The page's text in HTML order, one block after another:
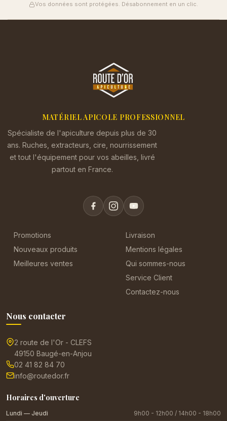
Vos données sont protégées. Désabonnement en un clic.
MATÉRIEL APICOLE PROFESSIONNEL
Spécialiste de l'apiculture depuis plus de 30
ans. Ruches, extracteurs, cire, nourrissement
et tout l'équipement pour vos abeilles, livré
partout en France.
Promotions
Nouveaux produits
Meilleures ventes
Livraison
Mentions légales
Qui sommes-nous
Service Client
Contactez-nous
Nous contacter
2 route de l'Or - CLEFS
49150 Baugé-en-Anjou
02 41 82 84 70
info@routedor.fr
Horaires d'ouverture
Lundi — Jeudi 9h00 - 12h00 / 14h00 - 18h00